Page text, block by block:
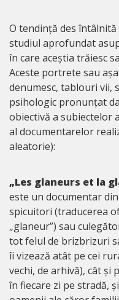
O tendință des
studiul aprofundat
în care aceștia trăiesc
Aceste portrete sau
denumesc, tablouri vii,
psihologic pronunțat
obiectivă a subiectelor
al documentarelor
aleatorie):
„Les glaneurs et la
este un documentar
spicuitori (traducerea
„glaneur”) sau
tot felul de brizbrizuri
îi vizează atât pe cei
vechi, de arhivă), cât și
în fiecare zi pe stradă,